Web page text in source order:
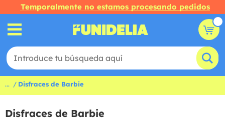
Temporalmente no estamos procesando pedidos
... Disfraces de Barbie
Disfraces de Barbie